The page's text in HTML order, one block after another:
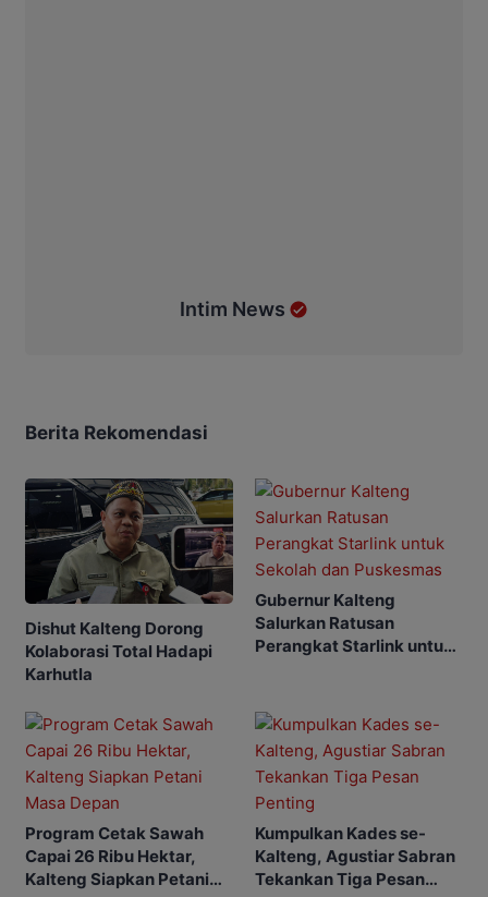
Intim News
Berita Rekomendasi
Dishut Kalteng Dorong
Kolaborasi Total Hadapi
Karhutla
Gubernur Kalteng
Salurkan Ratusan
Perangkat Starlink untuk
Program Cetak Sawah
Capai 26 Ribu Hektar,
Kalteng Siapkan Petani
Kumpulkan Kades se-
Kalteng, Agustiar Sabran
Tekankan Tiga Pesan